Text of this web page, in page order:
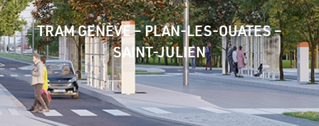
TRAM GENÈVE – PLAN-LES-OUATES –
SAINT-JULIEN